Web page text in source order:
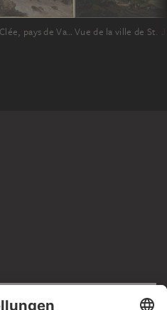
Vue de Clée, pays de Vaud